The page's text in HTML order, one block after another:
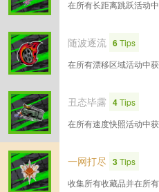
在所有长距离跳跃活动
随波逐流 6Tips
在所有漂移区域活动中
丑态毕露 4Tips
在所有速度快照活动中
一网打尽 3Tips
收集所有收藏品并在所